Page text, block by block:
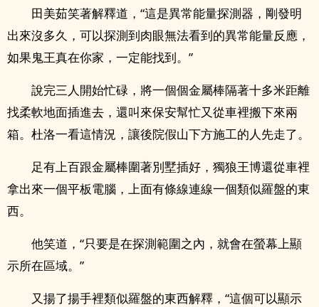
田美茹笑著解釋道，“這是異常能量探測器，剛發明
出來沒多久，可以探測到肉眼無法看到的異常能量反應，
如果鬼王真在你家，一定能找到。”
說完三人開始忙碌，將一個個金屬棒隔著十多米距離
找柔軟地面插進去，還叫來保安幫忙又從車裡搬下來兩
箱。杜洛一看這情況，讓後院假山下方施工的人先走了。
足有上百跟金屬棒圍著別墅插好，獨狼王博還從車裡
拿出來一個平板電腦，上面有條線連線一個類似羅盤的東
西。
他笑道，“只要是在探測範圍之內，就會在螢幕上顯
示所在區域。”
又揚了揚手裡類似羅盤的東西解釋，“這個可以顯示